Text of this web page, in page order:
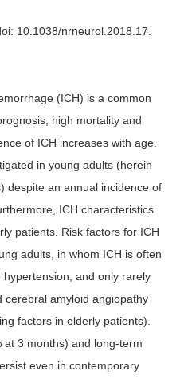
10.1038/nrneurol.2018.17.
(ICH) is a common
high mortality and
of ICH increases with age.
in young adults (herein
despite an annual incidence of
ICH characteristics
patients. Risk factors for ICH
adults, in whom ICH is often
and only rarely
cerebral amyloid angiopathy
factors in elderly patients).
at 3 months) and long-term
even in contemporary